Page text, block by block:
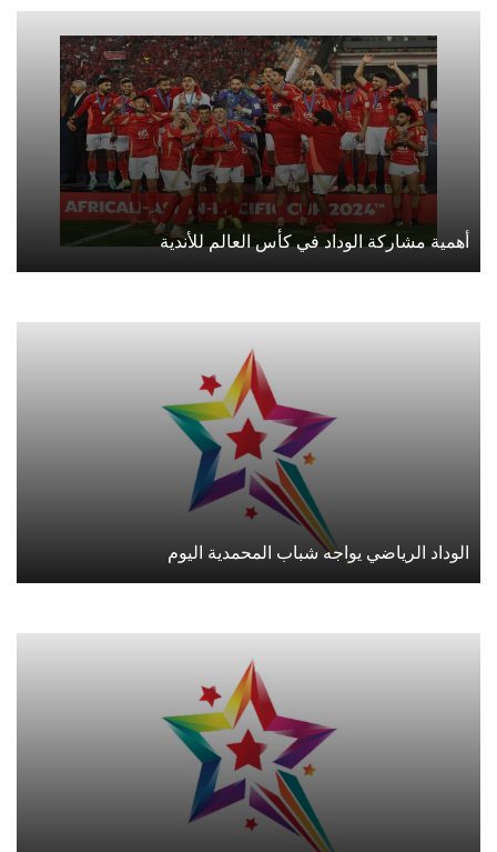
أهمية مشاركة الوداد في كأس العالم للأندية
الوداد الرياضي يواجه شباب المحمدية اليوم